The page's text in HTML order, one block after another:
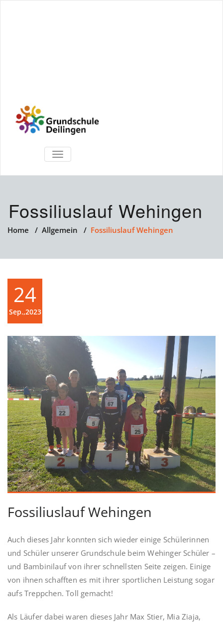
TOGGLE
NAVIGATION
Fossiliuslauf Wehingen
Home / Allgemein / Fossiliuslauf Wehingen
24
Sep.,2023
Fossiliuslauf Wehingen
Auch dieses Jahr konnten sich wieder einige Schülerinnen
und Schüler unserer Grundschule beim Wehinger Schüler –
und Bambinilauf von ihrer schnellsten Seite zeigen. Einige
von ihnen schafften es mit ihrer sportlichen Leistung sogar
aufs Treppchen. Toll gemacht!
Als Läufer dabei waren dieses Jahr Max Stier, Mia Ziaja,